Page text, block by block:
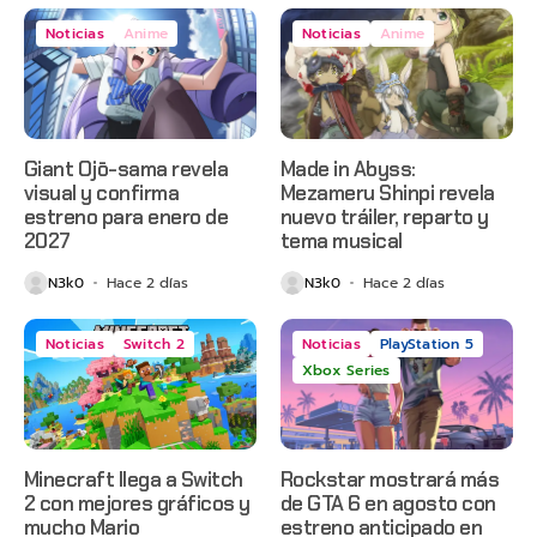
Noticias Anime
Giant Ojō-sama revela
visual y confirma
estreno para enero de
2027
N3k0 Hace 2 días
Noticias Anime
Made in Abyss:
Mezameru Shinpi revela
nuevo tráiler, reparto y
tema musical
N3k0 Hace 2 días
Noticias Switch 2
Minecraft llega a Switch
2 con mejores gráficos y
mucho Mario
Noticias
PlayStation 5
Xbox Series
Rockstar mostrará más
de GTA 6 en agosto con
estreno anticipado en